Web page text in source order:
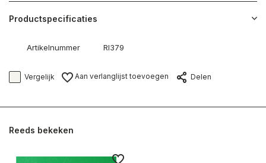
Productspecificaties
Artikelnummer RI379
Vergelijk Aan verlanglijst toevoegen Delen
Reeds bekeken